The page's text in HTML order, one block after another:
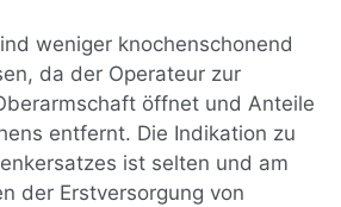
weniger knochenschonend
da der Operateur zur
öffnet und Anteile
entfernt. Die Indikation zu
ist selten und am
der Erstversorgung von